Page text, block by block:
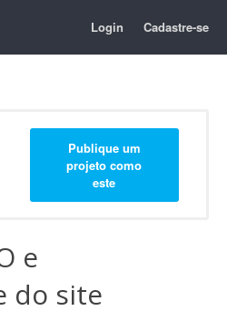
Login Cadastre-se
Publique um
projeto como
este
e
do site